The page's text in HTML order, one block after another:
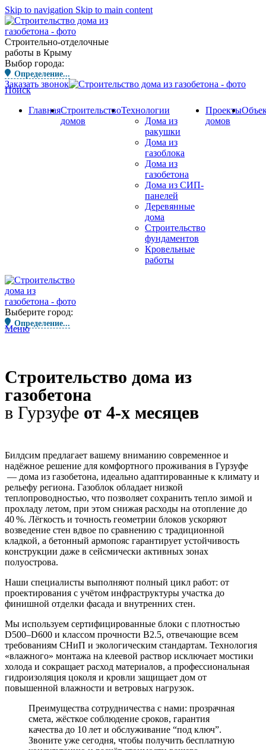
Skip to navigation Skip to main content
Строительно-отделочные
работы в Крыму
Выбор города:
Определение...
Заказать звонок
Поиск
ГлавнаяСтроительство
домов
Технологии
Дома из
ракушки
Дома из
газоблока
Дома из
газобетона
Дома из СИП-
панелей
Деревянные
дома
Строительство
фундаментов
Кровельные
работы
Проекты
домов
Выберите город:
Определение...
Меню
Строительство дома из
газобетона
в Гурзуфе от 4-х месяцев
Билдсим предлагает вашему вниманию современное и
надёжное решение для комфортного проживания в Гурзуфе
— дома из газобетона, идеально адаптированные к климату и
рельефу региона. Газоблок обладает низкой
теплопроводностью, что позволяет сохранить тепло зимой и
прохладу летом, при этом снижая расходы на отопление до
40 %. Лёгкость и точность геометрии блоков ускоряют
возведение стен вдвое по сравнению с традиционной
кладкой, а бетонный армопояс гарантирует устойчивость
конструкции даже в сейсмически активных зонах
полуострова.
Наши специалисты выполняют полный цикл работ: от
проектирования с учётом инфраструктуры участка до
финишной отделки фасада и внутренних стен.
Мы используем сертифицированные блоки с плотностью
D500–D600 и классом прочности B2.5, отвечающие всем
требованиям СНиП и экологическим стандартам. Технология
«влажного» монтажа на клеевой раствор исключает мостики
холода и сокращает расход материалов, а профессиональная
гидроизоляция цоколя и кровли защищает дом от
повышенной влажности и ветровых нагрузок.
Преимущества сотрудничества с нами: прозрачная
смета, жёсткое соблюдение сроков, гарантия
качества до 10 лет и обслуживание “под ключ”.
Звоните уже сегодня, чтобы получить бесплатную